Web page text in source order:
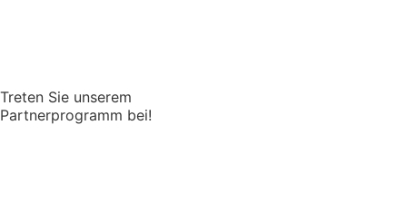
Treten Sie unserem
Partnerprogramm bei!